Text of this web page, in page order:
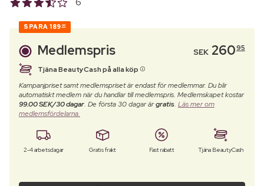
SPARA 189 00
Medlemspris SEK 26095
Tjäna BeautyCash på alla köp
Kampanjpriset samt medlemspriset är endast för medlemmar. Du blir
automatiskt medlem när du handlar till medlemspris. Medlemskapet kostar
99.00 SEK/30 dagar. De första 30 dagar ärgratis. Läs mer om
medlemsfördelarna.
2-4 arbetsdagar Gratis frakt Fast rabatt Tjäna BeautyCash